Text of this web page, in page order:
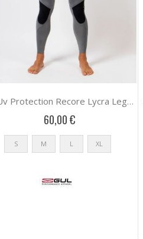
Gul Uv Protection Recore Lycra Legging
60,00 €
S M L XL